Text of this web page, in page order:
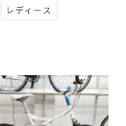
レディース